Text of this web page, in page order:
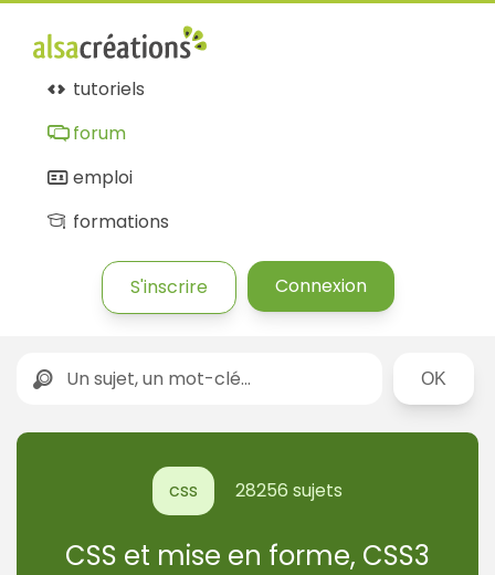
tutoriels
forum
emploi
formations
S'inscrire Connexion
Rechercher
css 28256 sujets
CSS et mise en forme, CSS3